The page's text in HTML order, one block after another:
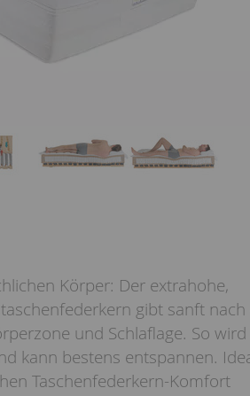
Körper: Der extrahohe,
gibt sanft
und Schlaflage. So
kann bestens entspannen.
Taschenfederkern-Komfort